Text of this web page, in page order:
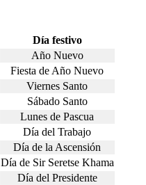
Día festivo
Año Nuevo
Fiesta de Año Nuevo
Viernes Santo
Sábado Santo
Lunes de Pascua
Día del Trabajo
Día de la Ascensión
Día de Sir Seretse Khama
Día del Presidente